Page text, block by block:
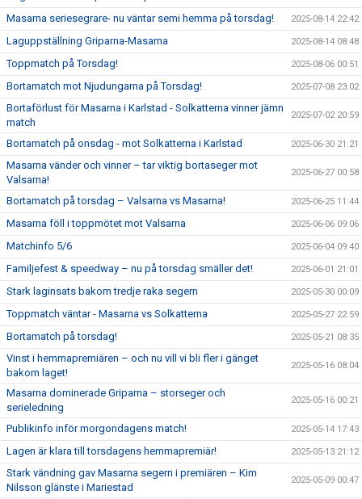
Masarna seriesegrare- nu väntar semi hemma på torsdag! 2025-08-14 22:42
Laguppställning Griparna-Masarna 2025-08-14 08:48
Toppmatch på Torsdag! 2025-08-06 00:51
Bortamatch mot Njudungarna på Torsdag! 2025-07-08 23:02
Bortaförlust för Masarna i Karlstad - Solkatterna vinner jämn
match
2025-07-02 20:59
Bortamatch på onsdag - mot Solkatterna i Karlstad 2025-06-30 21:21
Masarna vänder och vinner – tar viktig bortaseger mot
Valsarna!
2025-06-27 00:58
Bortamatch på torsdag – Valsarna vs Masarna! 2025-06-25 11:44
Masarna föll i toppmötet mot Valsarna 2025-06-06 09:06
Matchinfo 5/6 2025-06-04 09:40
Familjefest & speedway – nu på torsdag smäller det! 2025-06-01 21:01
Stark laginsats bakom tredje raka segern 2025-05-30 00:09
Toppmatch väntar - Masarna vs Solkatterna 2025-05-27 22:59
Bortamatch på torsdag! 2025-05-21 08:35
Vinst i hemmapremiären – och nu vill vi bli fler i gänget
bakom laget!
2025-05-16 08:04
Masarna dominerade Griparna – storseger och
serieledning
2025-05-16 00:21
Publikinfo inför morgondagens match! 2025-05-14 17:43
Lagen är klara till torsdagens hemmapremiär! 2025-05-13 21:12
Stark vändning gav Masarna segern i premiären – Kim
Nilsson glänste i Mariestad
2025-05-09 00:47